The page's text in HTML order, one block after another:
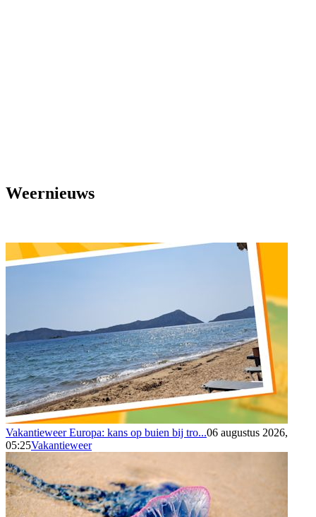
Weernieuws
Vakantieweer Europa: kans op buien bij tro...06 augustus 2026,
05:25Vakantieweer